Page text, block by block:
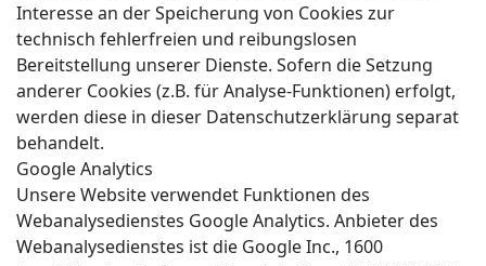
Interesse an der Speicherung von Cookies zur
technisch fehlerfreien und reibungslosen
Bereitstellung unserer Dienste. Sofern die Setzung
anderer Cookies (z.B. für Analyse-Funktionen) erfolgt,
werden diese in dieser Datenschutzerklärung separat
behandelt.
Google Analytics
Unsere Website verwendet Funktionen des
Webanalysedienstes Google Analytics. Anbieter des
Webanalysedienstes ist die Google Inc., 1600